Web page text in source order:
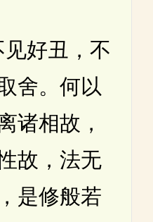
好丑，不
舍。何以
诸相故，
故，法无
是修般若